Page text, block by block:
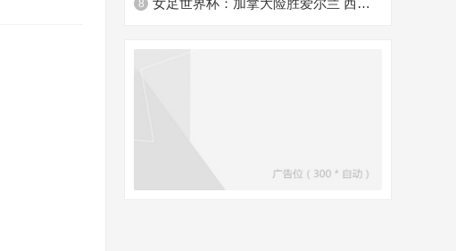
8 女足世界杯：加拿大险胜爱尔兰 西班牙、日本提前出线